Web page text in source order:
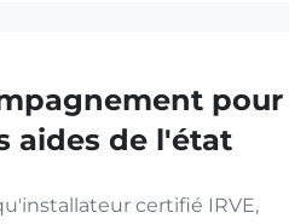
pour
aides de l'état
certifié IRVE,